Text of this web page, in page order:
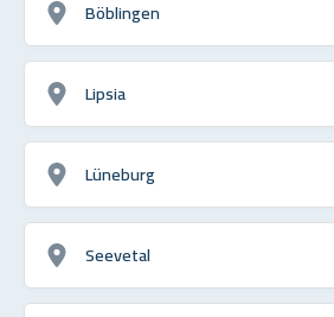
Böblingen
Lipsia
Lüneburg
Seevetal